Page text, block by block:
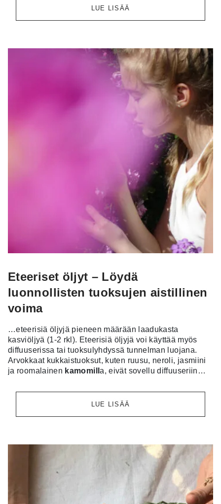
LUE LISÄÄ
Eteeriset öljyt – Löydä
luonnollisten tuoksujen aistillinen
voima
…eteerisiä öljyjä pieneen määrään laadukasta
kasviöljyä (1-2 rkl). Eteerisiä öljyjä voi käyttää myös
diffuuserissa tai tuoksulyhdyssä tunnelman luojana.
Arvokkaat kukkaistuoksut, kuten ruusu, neroli, jasmiini
ja roomalainen kamomilla, eivät sovellu diffuuseriin…
LUE LISÄÄ